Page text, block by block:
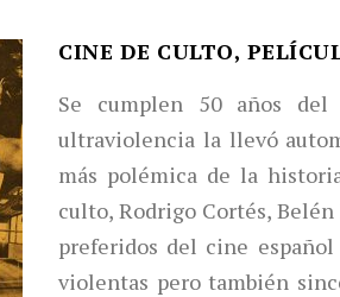
CINE DE CULTO,
Se cumplen 50 años del
ultraviolencia la llevó
más polémica de la
culto, Rodrigo Cortés,
preferidos del cine español
violentas pero también